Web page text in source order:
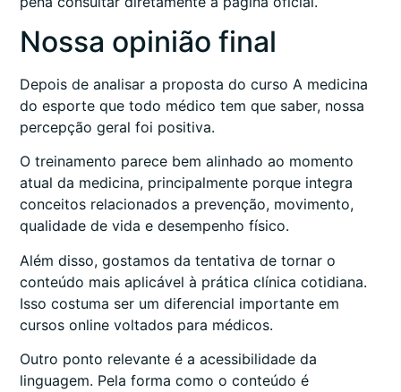
Nossa opinião final
Depois de analisar a proposta do curso A medicina
do esporte que todo médico tem que saber, nossa
percepção geral foi positiva.
O treinamento parece bem alinhado ao momento
atual da medicina, principalmente porque integra
conceitos relacionados a prevenção, movimento,
qualidade de vida e desempenho físico.
Além disso, gostamos da tentativa de tornar o
conteúdo mais aplicável à prática clínica cotidiana.
Isso costuma ser um diferencial importante em
cursos online voltados para médicos.
Outro ponto relevante é a acessibilidade da
linguagem. Pela forma como o conteúdo é